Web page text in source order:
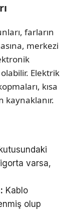
farların
merkezi
Elektrik
kısa
kaynaklanır.
varsa,
Kablo
olup